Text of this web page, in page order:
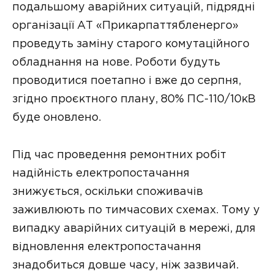
подальшому аварійних ситуацій, підрядні
організації АТ «Прикарпаттябленерго»
проведуть заміну старого комутаційного
обладнання на нове. Роботи будуть
проводитися поетапно і вже до серпня,
згідно проєктного плану, 80% ПС-110/10кВ
буде оновлено.
Під час проведення ремонтних робіт
надійність електропостачання
знижується, оскільки споживачів
заживлюють по тимчасових схемах. Тому у
випадку аварійних ситуацій в мережі, для
відновлення електропостачання
знадобиться довше часу, ніж зазвичай.